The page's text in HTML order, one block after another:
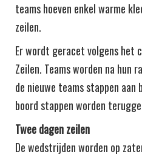
teams hoeven enkel warme
zeilen.
Er wordt geracet volgens het
Zeilen. Teams worden na hun
de nieuwe teams stappen aan
boord stappen worden
Twee dagen zeilen
De wedstrijden worden op